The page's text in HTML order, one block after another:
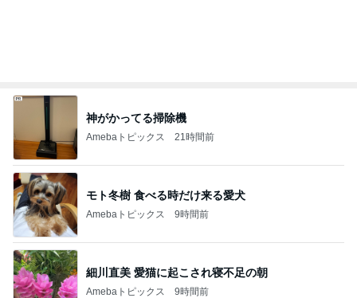
桃 注文住宅キッチンのリフォーム検討
Amebaトピックス 9時間前
古村比呂 朝食のとうきびの甘さ
Amebaトピックス 9時間前